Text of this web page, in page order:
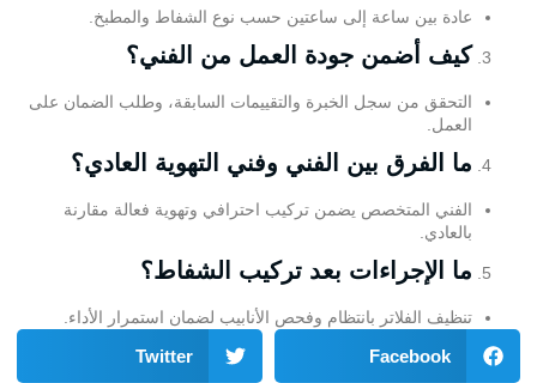
عادة بين ساعة إلى ساعتين حسب نوع الشفاط والمطبخ.
كيف أضمن جودة العمل من الفني؟
التحقق من سجل الخبرة والتقييمات السابقة، وطلب الضمان على
العمل.
ما الفرق بين الفني وفني التهوية العادي؟
الفني المتخصص يضمن تركيب احترافي وتهوية فعالة مقارنة
بالعادي.
ما الإجراءات بعد تركيب الشفاط؟
تنظيف الفلاتر بانتظام وفحص الأنابيب لضمان استمرار الأداء.
Facebook
Twitter